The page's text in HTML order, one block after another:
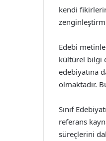
kendi
Edebi
kültürel bilgi
edebiyatına
olmaktadır.
Sınıf
referans
süreçlerini